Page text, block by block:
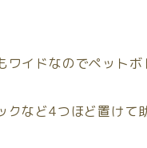
ワイドなのでペットボ
クなど4つほど置けて